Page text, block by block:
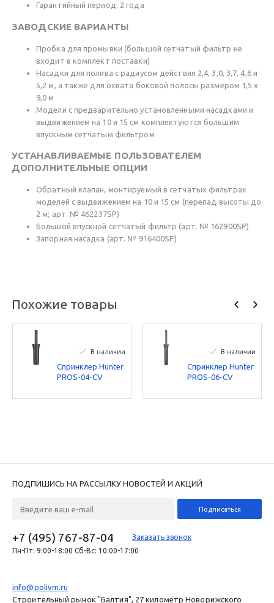
Гарантийный период: 2 года
ЗАВОДСКИЕ ВАРИАНТЫ
Пробка для промывки (большой сетчатый фильтр не
входит в комплект поставки)
Насадки для полива с радиусом действия 2,4, 3,0, 3,7, 4,6 и
5,2 м, а также для охвата боковой полосы размером 1,5 x
9,0 м
Модели с предварительно установленными насадками и
выдвижением на 10 и 15 см комплектуются большим
впускным сетчатым фильтром
УСТАНАВЛИВАЕМЫЕ ПОЛЬЗОВАТЕЛЕМ
ДОПОЛНИТЕЛЬНЫЕ ОПЦИИ
Обратный клапан, монтируемый в сетчатых фильтрах
моделей с выдвижением на 10 и 15 см (перепад высоты до
2 м; арт. № 462237SP)
Большой впускной сетчатый фильтр (арт. № 162900SP)
Запорная насадка (арт. № 916400SP)
Похожие товары
В наличии
Спринклер Hunter
PROS-04-CV
В наличии
Спринклер Hunter
PROS-06-CV
ПОДПИШИСЬ НА РАССЫЛКУ НОВОСТЕЙ И АКЦИЙ
+7 (495) 767-87-04
Заказать звонок
Пн-Пт: 9:00-18:00 Сб-Вс: 10:00-17:00
info@polivm.ru
Строительный рынок "Балтия", 27 километр Новорижского